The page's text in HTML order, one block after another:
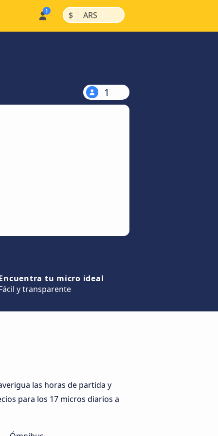
$ | ARS |
1
tu micro ideal
y transparente
las horas de partida y
para los 17 micros diarios a